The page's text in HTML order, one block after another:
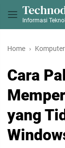
Informasi
Home Komputer
Cara
yang